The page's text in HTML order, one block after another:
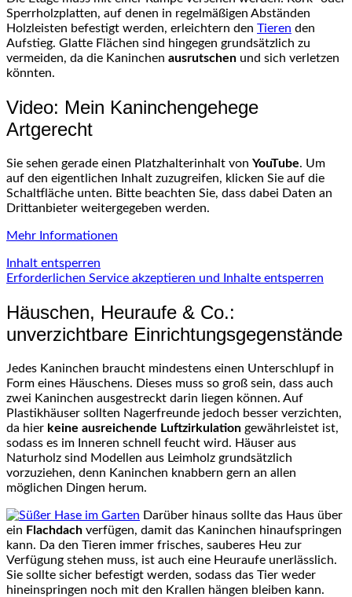
Sperrholzplatten, auf denen in regelmäßigen Abständen
Holzleisten befestigt werden, erleichtern den Tieren den
Aufstieg. Glatte Flächen sind hingegen grundsätzlich zu
vermeiden, da die Kaninchen ausrutschen und sich verletzen
könnten.
Video: Mein Kaninchengehege
Artgerecht
Sie sehen gerade einen Platzhalterinhalt von YouTube. Um
auf den eigentlichen Inhalt zuzugreifen, klicken Sie auf die
Schaltfläche unten. Bitte beachten Sie, dass dabei Daten an
Drittanbieter weitergegeben werden.
Mehr Informationen
Inhalt entsperren
Erforderlichen Service akzeptieren und Inhalte entsperren
Häuschen, Heuraufe & Co.:
unverzichtbare Einrichtungsgegenstände
Jedes Kaninchen braucht mindestens einen Unterschlupf in
Form eines Häuschens. Dieses muss so groß sein, dass auch
zwei Kaninchen ausgestreckt darin liegen können. Auf
Plastikhäuser sollten Nagerfreunde jedoch besser verzichten,
da hier keine ausreichende Luftzirkulation gewährleistet ist,
sodass es im Inneren schnell feucht wird. Häuser aus
Naturholz sind Modellen aus Leimholz grundsätzlich
vorzuziehen, denn Kaninchen knabbern gern an allen
möglichen Dingen herum.
Darüber hinaus sollte das Haus über
ein Flachdach verfügen, damit das Kaninchen hinaufspringen
kann. Da den Tieren immer frisches, sauberes Heu zur
Verfügung stehen muss, ist auch eine Heuraufe unerlässlich.
Sie sollte sicher befestigt werden, sodass das Tier weder
hineinspringen noch mit den Krallen hängen bleiben kann.